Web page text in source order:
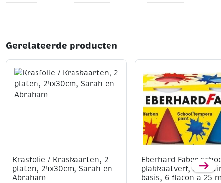
Gerelateerde producten
Krasfolie / Kraskaarten, 2
platen, 24x30cm, Sarah en
Abraham
Eberhard Faber
plakkaatverf,
basis, 6 flacon a 25